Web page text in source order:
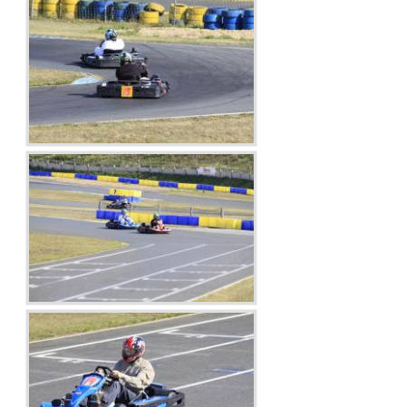
Equipements Vidéo
Droits de piste
Homologation circuit